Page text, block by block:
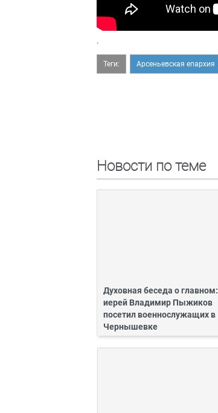
.
Теги: Арсеньевская епархия
Новости по теме
Духовная беседа о главном:
иерей Владимир Пыжиков
посетил военнослужащих в
Чернышевке